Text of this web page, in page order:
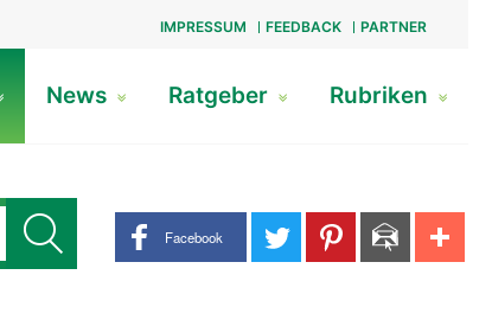
IMPRESSUM FEEDBACK PARTNER
News Ratgeber Rubriken
Share buttons
Facebook